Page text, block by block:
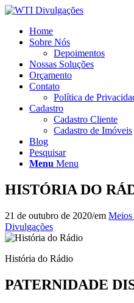
Home
Sobre Nós
Depoimentos
Nossas Soluções
Orçamento
Contato
Política de
Cadastro
Cadastro Cliente
Cadastro de Imóveis
Blog
Pesquisar
Menu Menu
HISTÓRIA DO
21 de outubro de 2020/em Meios
Divulgações
História do Rádio
PATERNIDADE